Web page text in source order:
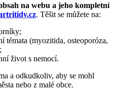
na webu a jeho kompletní
. Těšit se můžete na:
témata (myozitida, osteoporóza,
život s nemocí.
a odkudkoliv, aby se mohl
nebo z malé obce.